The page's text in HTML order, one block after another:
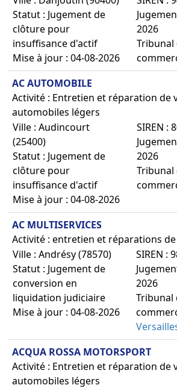
Statut : Jugement de
clôture pour
insuffisance d'actif
Mise à jour : 04-08-2026
2026
Tribunal
AC AUTOMOBILE
Activité : Entretien et réparation de
automobiles légers
Ville : Audincourt
(25400)
Statut : Jugement de
clôture pour
insuffisance d'actif
Mise à jour : 04-08-2026
SIREN :
2026
Tribunal
AC MULTISERVICES
Activité : entretien et réparations de
Ville : Andrésy (78570)
Statut : Jugement de
conversion en
liquidation judiciaire
Mise à jour : 04-08-2026
SIREN :
2026
Tribunal
ACQUA ROSSA MOTORSPORT
Activité : Entretien et réparation de
automobiles légers